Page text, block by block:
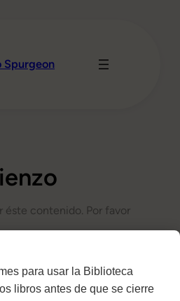
Spurgeon
éste contenido. Por favor
para usar la Biblioteca
libros antes de que se cierre